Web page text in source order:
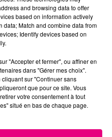
Sagittaire
Poissons
and browsing data to offer
based on information actively
Match and combine data from
Identify devices based on
"Accepter et fermer", ou affiner en
dans "Gérer mes choix".
sur "Continuer sans
que pour ce site. Vous
votre consentement à tout
situé en bas de chaque page.